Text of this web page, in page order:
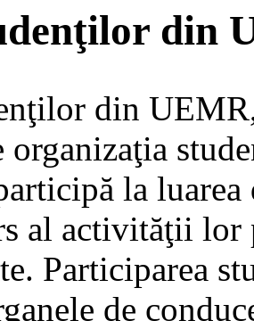
din
din
organizaţia
la
al activităţii lor
Participarea
de